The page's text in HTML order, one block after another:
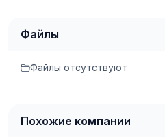
Файлы
Файлы отсутствуют
Похожие компании